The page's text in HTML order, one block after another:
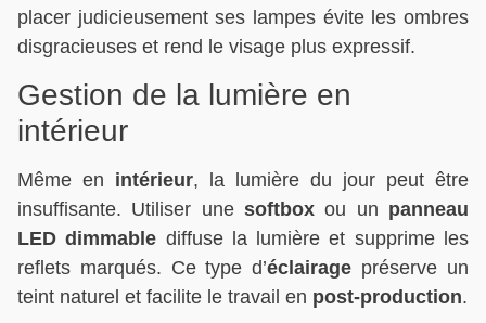
placer judicieusement ses lampes évite les ombres
disgracieuses et rend le visage plus expressif.
Gestion de la lumière en
intérieur
Même en intérieur, la lumière du jour peut être
insuffisante. Utiliser une softbox ou un panneau
LED dimmable diffuse la lumière et supprime les
reflets marqués. Ce type d’éclairage préserve un
teint naturel et facilite le travail en post-production.